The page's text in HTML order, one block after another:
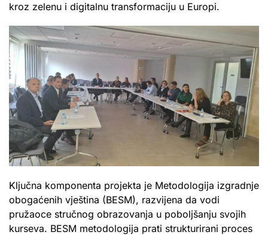
kroz zelenu i digitalnu transformaciju u Europi.
Ključna komponenta projekta je Metodologija izgradnje
obogaćenih vještina (BESM), razvijena da vodi
pružaoce stručnog obrazovanja u poboljšanju svojih
kurseva. BESM metodologija prati strukturirani proces